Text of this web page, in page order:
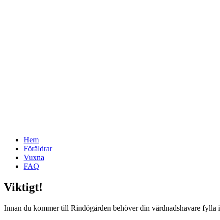
Hem
Föräldrar
Vuxna
FAQ
Viktigt!
Innan du kommer till Rindögården behöver din vårdnadshavare